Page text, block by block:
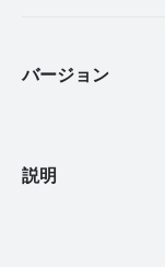
バージョン
説明